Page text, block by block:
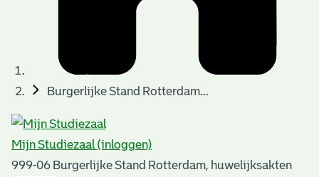
n
a
'
s
n
Burgerlijke Stand Rotterdam...
Mijn Studiezaal (inloggen)
999-06 Burgerlijke Stand Rotterdam, huwelijksakten